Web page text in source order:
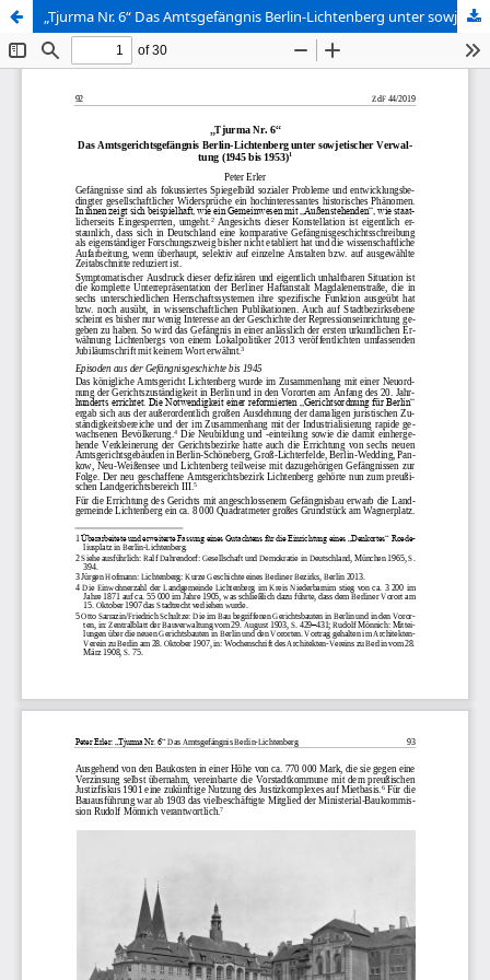
„Tjurma Nr. 6“ Das Amtsgefängnis Berlin-Lichtenberg unter sowjetischer Verwaltung (1945 bis 1953)